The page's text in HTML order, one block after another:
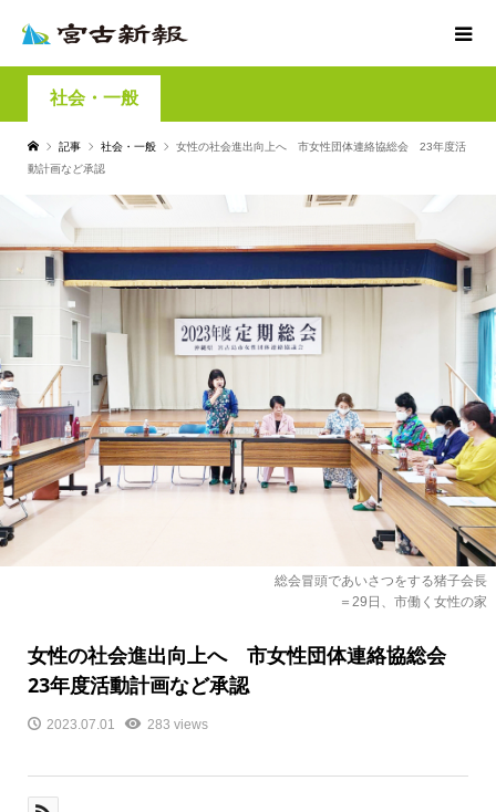
社会・一般
記事 社会・一般
女性の社会進出向上へ 市女性団体連絡協総会 23年度活
動計画など承認
総会冒頭であいさつをする猪子会長
＝29日、市働く女性の家
女性の社会進出向上へ 市女性団体連絡協総会
23年度活動計画など承認
2023.07.01 283 views